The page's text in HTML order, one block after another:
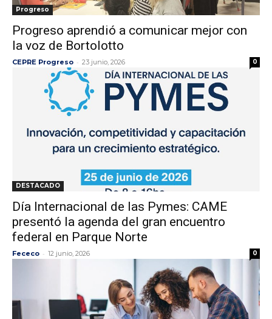
Progreso
Progreso aprendió a comunicar mejor con
la voz de Bortolotto
CEPRE Progreso - 23 junio, 2026 0
DESTACADO
Día Internacional de las Pymes: CAME
presentó la agenda del gran encuentro
federal en Parque Norte
Fececo - 12 junio, 2026 0